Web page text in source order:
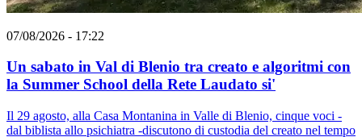
07/08/2026 - 17:22
Un sabato in Val di Blenio tra creato e algoritmi con
la Summer School della Rete Laudato si'
Il 29 agosto, alla Casa Montanina in Valle di Blenio, cinque voci -
dal biblista allo psichiatra -discutono di custodia del creato nel tempo